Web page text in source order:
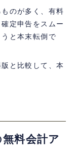
のが多く、有料
定申告をスムー
と本末転倒で
と比較して、本
料会計ア